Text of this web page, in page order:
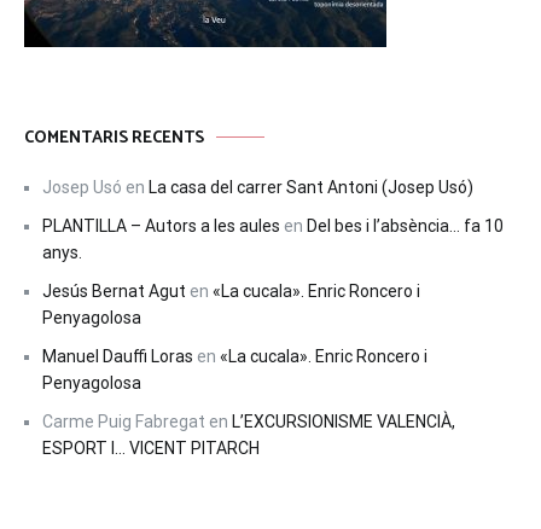
COMENTARIS RECENTS
Josep Usó en La casa del carrer Sant Antoni (Josep Usó)
PLANTILLA – Autors a les aules en Del bes i l’absència… fa 10
anys.
Jesús Bernat Agut en «La cucala». Enric Roncero i
Penyagolosa
Manuel Dauffi Loras en «La cucala». Enric Roncero i
Penyagolosa
Carme Puig Fabregat en L’EXCURSIONISME VALENCIÀ,
ESPORT I… VICENT PITARCH